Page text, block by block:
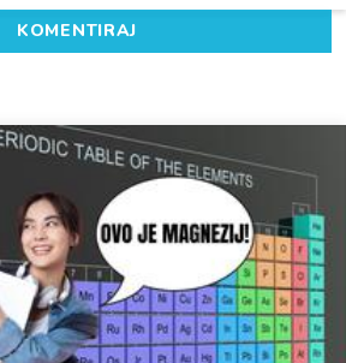
KOMENTIRAJ